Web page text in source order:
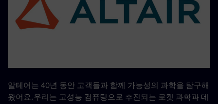
알테어는 40년 동안 고객들과 함께 가능성의 과학을 탐구해
왔어요.우리는 고성능 컴퓨팅으로 추진되는 로켓 과학과 데